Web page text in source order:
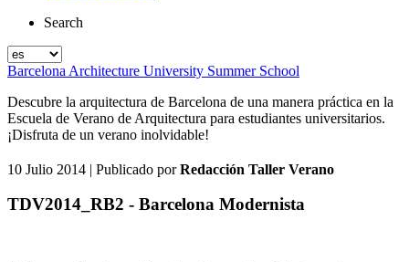
Search
Barcelona Architecture University Summer School
Descubre la arquitectura de Barcelona de una manera práctica en la
Escuela de Verano de Arquitectura para estudiantes universitarios.
¡Disfruta de un verano inolvidable!
10 Julio 2014 | Publicado porRedacción Taller Verano
TDV2014_RB2 - Barcelona Modernista